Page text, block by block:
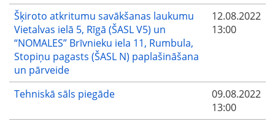
Šķiroto atkritumu savākšanas laukumu
Vietalvas ielā 5, Rīgā (ŠASL V5) un
“NOMALES” Brīvnieku iela 11, Rumbula,
Stopiņu pagasts (ŠASL N) paplašināšana
un pārveide
12.08.2022
13:00
Tehniskā sāls piegāde
09.08.2022
13:00